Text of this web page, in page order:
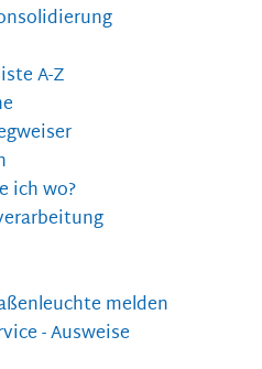
A-Z
ich wo?
melden
- Ausweise